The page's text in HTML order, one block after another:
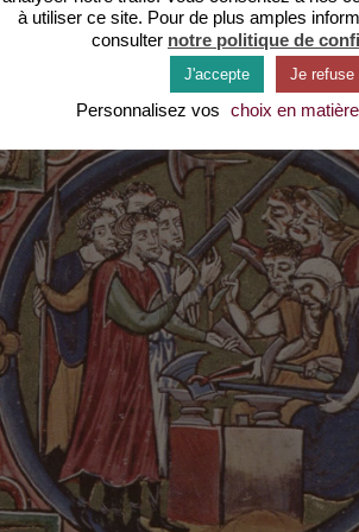
Lire la suite
Les
à utiliser ce site. Pour de plus amples
consulter notre politique de
J'accepte Je refuse
Personnalisez vos choix en